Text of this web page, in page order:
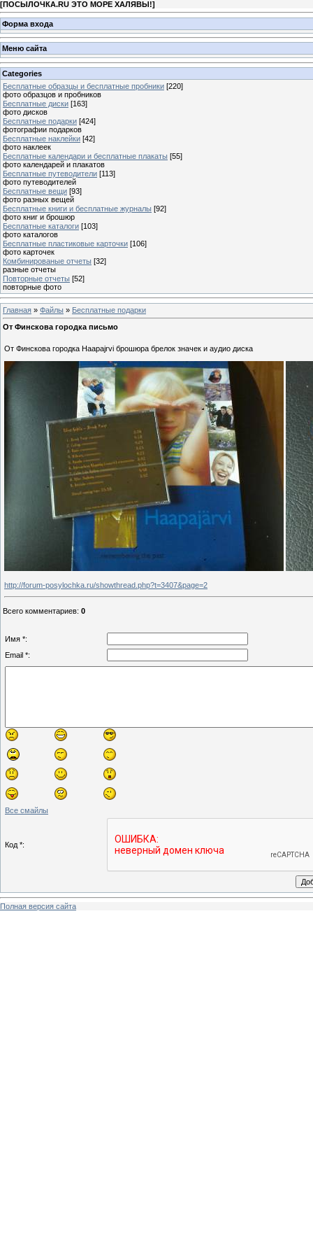
[ПОСЫЛОЧКА.RU ЭТО МОРЕ ХАЛЯВЫ!]
Форма входа
Меню сайта
Categories
Бесплатные образцы и бесплатные пробники [220]
фото образцов и пробников
Бесплатные диски [163]
фото дисков
Бесплатные подарки [424]
фотографии подарков
Бесплатные наклейки [42]
фото наклеек
Бесплатные календари и бесплатные плакаты [55]
фото календарей и плакатов
Бесплатные путеводители [113]
фото путеводителей
Бесплатные вещи [93]
фото разных вещей
Бесплатные книги и бесплатные журналы [92]
фото книг и брошюр
Бесплатные каталоги [103]
фото каталогов
Бесплатные пластиковые карточки [106]
фото карточек
Комбинированые отчеты [32]
разные отчеты
Повторные отчеты [52]
повторные фото
Главная » Файлы » Бесплатные подарки
От Финскова городка письмо
От Финскова городка Haapajrvi брошюра брелок значек и аудио диска
http://forum-posylochka.ru/showthread.php?t=3407&page=2
Всего комментариев: 0
Имя *:
Email *:
Все смайлы
Код *:
Полная версия сайта